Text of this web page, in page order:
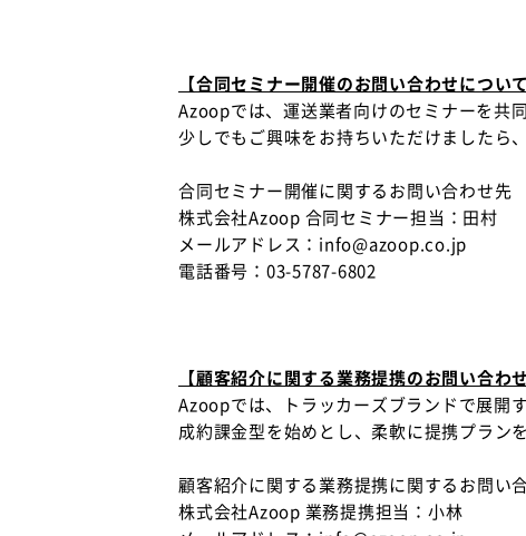
【合同セミナー開催のお問い合わせについて
Azoopでは、運送業者向けのセミナーを共
少しでもご興味をお持ちいただけましたら
合同セミナー開催に関するお問い合わせ先
株式会社Azoop 合同セミナー担当：田村
メールアドレス：info@azoop.co.jp
電話番号：03-5787-6802
【顧客紹介に関する業務提携のお問い合わ
Azoopでは、トラッカーズブランドで展開
成約課金型を始めとし、柔軟に提携プラン
顧客紹介に関する業務提携に関するお問い
株式会社Azoop 業務提携担当：小林